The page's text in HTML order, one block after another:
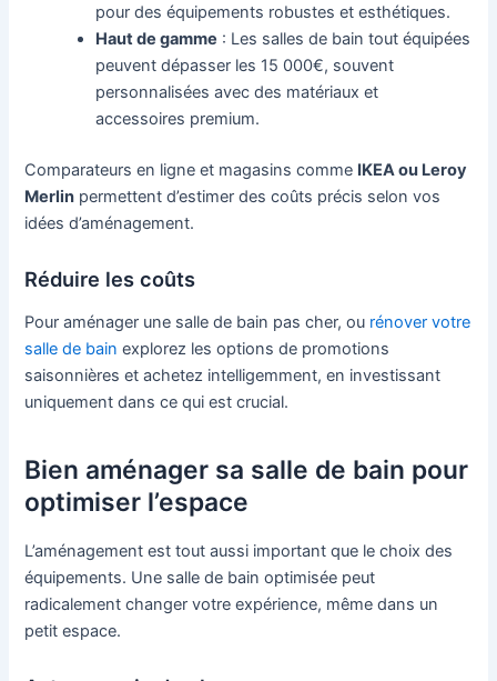
pour des équipements robustes et esthétiques.
Haut de gamme : Les salles de bain tout équipées
peuvent dépasser les 15 000€, souvent
personnalisées avec des matériaux et
accessoires premium.
Comparateurs en ligne et magasins comme IKEA ou Leroy
Merlin permettent d’estimer des coûts précis selon vos
idées d’aménagement.
Réduire les coûts
Pour aménager une salle de bain pas cher, ou rénover votre
salle de bain explorez les options de promotions
saisonnières et achetez intelligemment, en investissant
uniquement dans ce qui est crucial.
Bien aménager sa salle de bain pour
optimiser l’espace
L’aménagement est tout aussi important que le choix des
équipements. Une salle de bain optimisée peut
radicalement changer votre expérience, même dans un
petit espace.